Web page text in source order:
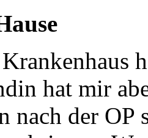
hat mir
nach der OP